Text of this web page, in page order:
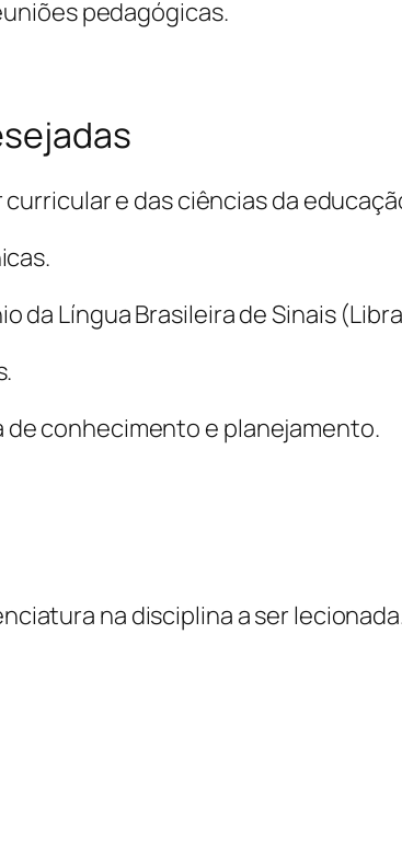
pedagógicas.
e das ciências da
Língua Brasileira de Sinais
conhecimento e planejamento.
na disciplina a ser